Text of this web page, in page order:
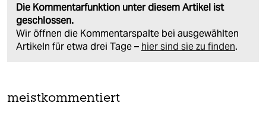
Die Kommentarfunktion unter diesem Artikel ist
geschlossen.
Wir öffnen die Kommentarspalte bei ausgewählten
Artikeln für etwa drei Tage – hier sind sie zu finden.
meistkommentiert